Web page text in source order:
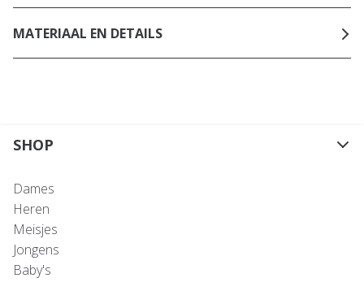
MATERIAAL EN DETAILS
SHOP
Dames
Heren
Meisjes
Jongens
Baby's